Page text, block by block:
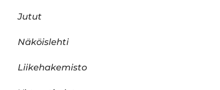
Jutut
Näköislehti
Liikehakemisto